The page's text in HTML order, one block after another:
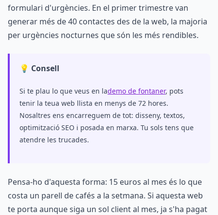
formulari d'urgències. En el primer trimestre van
generar més de 40 contactes des de la web, la majoria
per urgències nocturnes que són les més rendibles.
💡 Consell
Si te plau lo que veus en lademo de fontaner, pots
tenir la teua web llista en menys de 72 hores.
Nosaltres ens encarreguem de tot: disseny, textos,
optimització SEO i posada en marxa. Tu sols tens que
atendre les trucades.
Pensa-ho d'aquesta forma: 15 euros al mes és lo que
costa un parell de cafés a la setmana. Si aquesta web
te porta aunque siga un sol client al mes, ja s'ha pagat